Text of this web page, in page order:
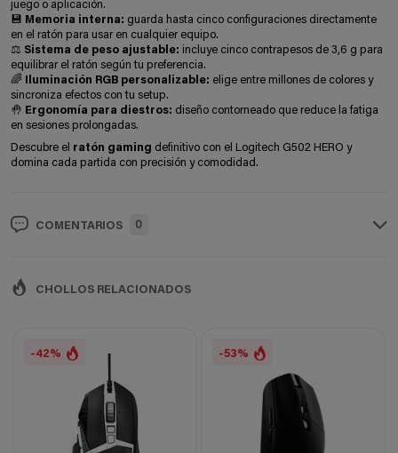
juego o aplicación.
💾
Memoria interna: guarda hasta cinco configuraciones directamente
en el ratón para usar en cualquier equipo.
⚖️ Sistema de peso ajustable: incluye cinco contrapesos de 3,6 g para
equilibrar el ratón según tu preferencia.
🌈
Iluminación RGB personalizable: elige entre millones de colores y
sincroniza efectos con tu setup.
🤚 Ergonomía para diestros: diseño contorneado que reduce la fatiga
en sesiones prolongadas.
Descubre el ratón gaming definitivo con el Logitech G502 HERO y
domina cada partida con precisión y comodidad.
COMENTARIOS 0
CHOLLOS RELACIONADOS
-42% -53%